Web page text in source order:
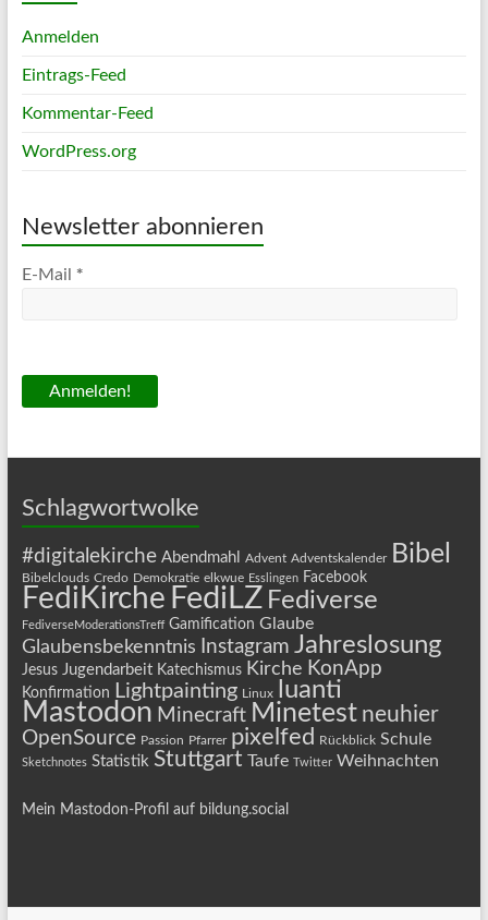
Anmelden
Eintrags-Feed
Kommentar-Feed
WordPress.org
Newsletter abonnieren
E-Mail *
Schlagwortwolke
#digitalekirche Abendmahl Advent Adventskalender Bibel
Bibelclouds Credo Demokratie elkwue Esslingen Facebook
FediKirche FediLZ Fediverse
FediverseModerationsTreff Gamification Glaube
Glaubensbekenntnis Instagram Jahreslosung
Jesus Jugendarbeit Katechismus Kirche KonApp
Konfirmation Lightpainting Linux luanti
Mastodon Minecraft Minetest neuhier
OpenSource Passion Pfarrer pixelfed Rückblick Schule
Sketchnotes Statistik Stuttgart Taufe Twitter Weihnachten
Mein Mastodon-Profil auf bildung.social